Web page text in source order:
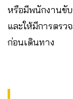
หรือมีพนักงานขั
และให้มีการตร
ก่อนเดินทาง